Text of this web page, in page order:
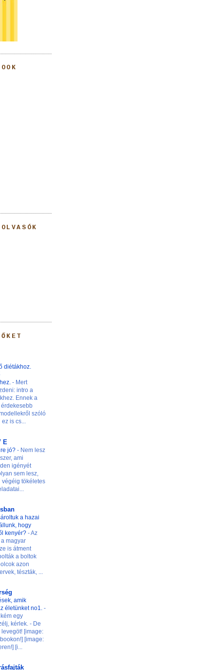
diétákhoz.
- Mert
intro a
Ennek a
szóló
is cs...
E
jó? - Nem lesz
ami
igényét
sem lesz,
végéig tökéletes
a hazai
hogy
kenyér? -Az
magyar
is átment
a boltok
azon
tészták, ...
amik
életünket no1. -
egy
kérlek. - De
[image:
[image:
[i...